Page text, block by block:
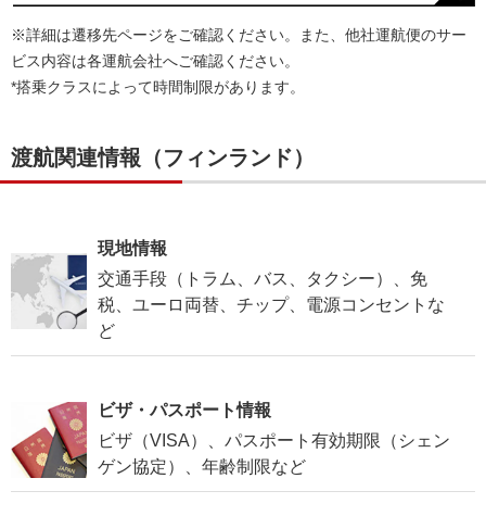
※詳細は遷移先ページをご確認ください。また、他社運航便のサー
ビス内容は各運航会社へご確認ください。
*搭乗クラスによって時間制限があります。
渡航関連情報（フィンランド）
現地情報
交通手段（トラム、バス、タクシー）、免
税、ユーロ両替、チップ、電源コンセントな
ど
ビザ・パスポート情報
ビザ（VISA）、パスポート有効期限（シェン
ゲン協定）、年齢制限など